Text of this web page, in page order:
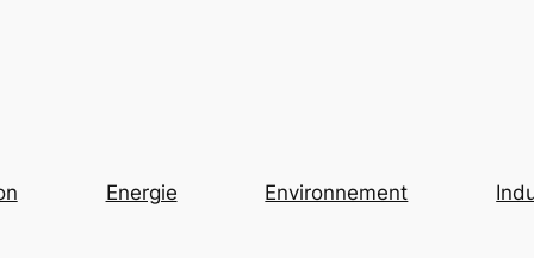
Energie Environnement